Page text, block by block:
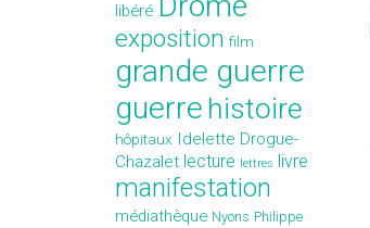
libéré
exposition film
grande guerre
guerre histoire
hôpitaux Idelette Drogue-
Chazalet lecture lettres livre
manifestation
médiathèque Nyons Philippe